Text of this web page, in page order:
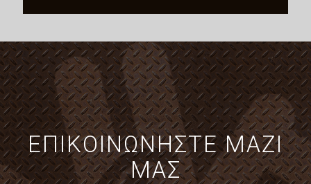
ΕΠΙΚΟΙΝΩΝΗΣΤΕ ΜΑΖΙ
ΜΑΣ